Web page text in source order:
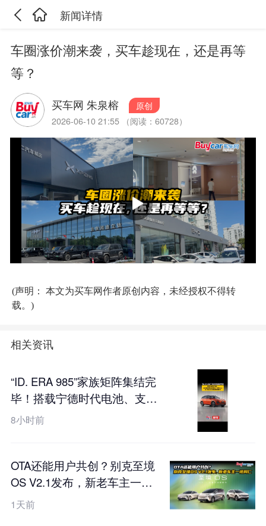
新闻详情
车圈涨价潮来袭，买车趁现在，还是再等
等？
买车网 朱泉榕
原创
2026-06-10 21:55 （阅读：60728）
(声明： 本文为买车网作者原创内容，未经授权不得转
载。)
相关资讯
“ID. ERA 985”家族矩阵集结完
毕！搭载宁德时代电池、支持
真端到端全场景L2++城市
8小时前
OTA还能用户共创？别克至境
OS V2.1发布，新老车主一视
同仁
1天前